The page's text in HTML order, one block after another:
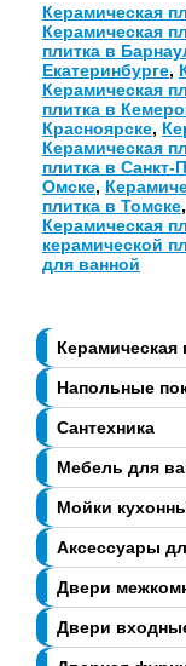
Керамическая
Напольные
Сантехника
Мебель для
Мойки
Аксессуары
Двери
Двери
Керамическая
Керамическая
плитка в
Екатеринбурге,
Керамическая
плитка в
Красноярске,
Керамическая
плитка в Санкт-
Омске,
плитка в Томске,
Керамическая
керамической
для ванной